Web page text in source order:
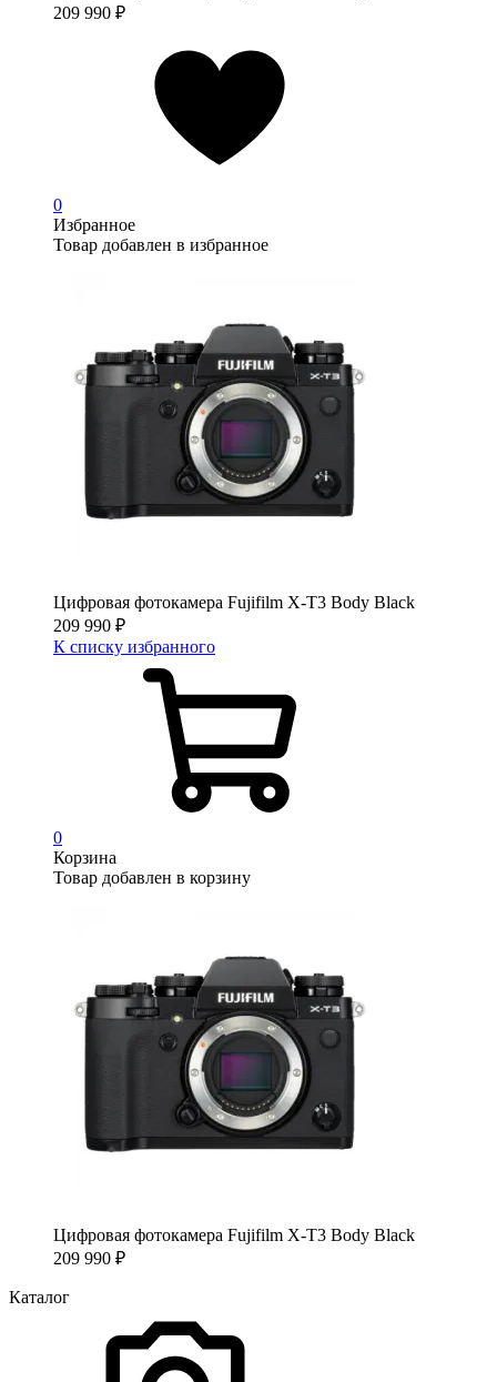
209 990 ₽
0
Избранное
Товар добавлен в избранное
Цифровая фотокамера Fujifilm X-T3 Body Black
209 990 ₽
К списку избранного
0
Корзина
Товар добавлен в корзину
Цифровая фотокамера Fujifilm X-T3 Body Black
209 990 ₽
Каталог